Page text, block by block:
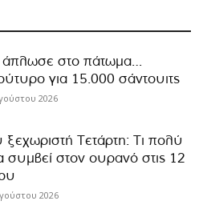
στο πάτωμα…
για 15.000 σάντουιτς
2026
Τετάρτη: Τι πολύ
συμβεί στον ουρανό στις 12
2026